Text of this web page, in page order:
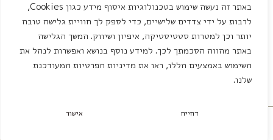
באתר זה נעשה שימוש בטכנולוגיות איסוף מידע כגון Cookies,
לרבות על ידי צדדים שלישיים, כדי לספק לך חוויית גלישה טובה
יותר וכן למטרות סטטיסטיקה, איפיון ושיווק. המשך הגלישה
באתר מהווה הסכמתך לכך. למידע נוסף בנושא ואפשרות לנהל את
השימוש באמצעים הללו, ראו את מדיניות הפרטיות המעודכנת
שלנו.
דחייה אישור
NEWSLETTER
שליחה